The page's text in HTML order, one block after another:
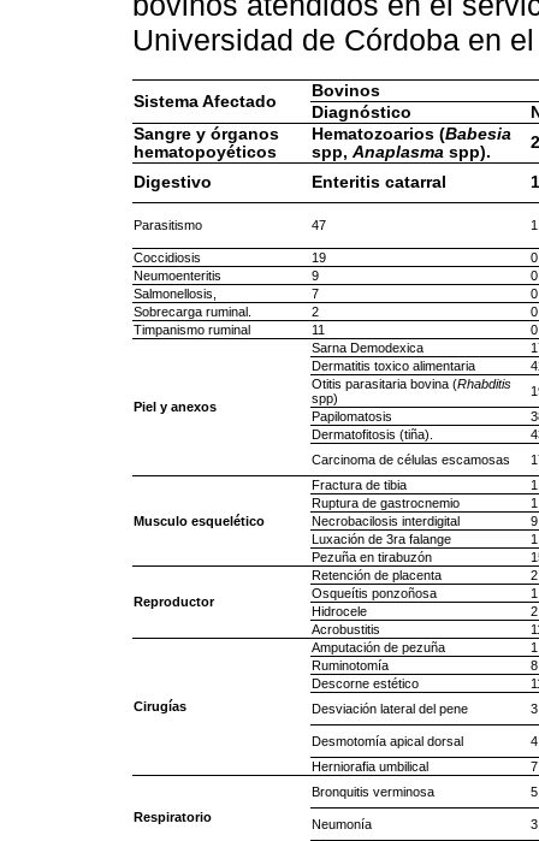
Universidad de Córdoba en
Sistema Afectado
Bovinos
Diagnóstico
Sangre y órganos
hematopoyéticos
Hematozoarios (Babesia
spp, Anaplasma spp).
Digestivo Enteritis catarral
Parasitismo 47
Coccidiosis 19
Neumoenteritis
9
Salmonellosis,
7
Sobrecarga ruminal.
2
Timpanismo ruminal
11
Piel y anexos
Sarna Demodexica
Dermatitis toxico alimentaria
Otitis parasitaria bovina (Rhabditis
spp)
Papilomatosis
Dermatofitosis (tiña).
Carcinoma de células escamosas
Musculo esquelético
Fractura de tibia
1
Ruptura de gastrocnemio
1
Necrobacilosis interdigital
9
Luxación de 3ra falange
1
Pezuña en tirabuzón
Reproductor
Retención de placenta
2
Osqueítis ponzoñosa
1
Hidrocele
2
Acrobustitis
Cirugías
Amputación de pezuña
1
Ruminotomía
8
Descorne estético
Desviación lateral del pene
3
Desmotomía apical dorsal
4
Herniorafia umbilical
7
Respiratorio
Bronquitis verminosa 5
Neumonía
3